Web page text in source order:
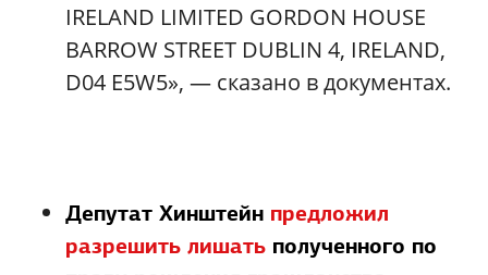
IRELAND LIMITED GORDON HOUSE
BARROW STREET DUBLIN 4, IRELAND,
D04 E5W5», — сказано в документах.
Депутат Хинштейн предложил
разрешить лишать полученного по